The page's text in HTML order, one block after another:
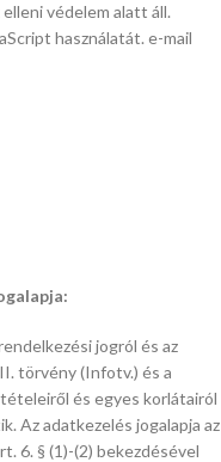
védelem alatt áll.
használatát. e-mail
jogról és az
törvény (Infotv.) és a
és egyes korlátairól
Az adatkezelés jogalapja az
6. § (1)-(2) bekezdésével